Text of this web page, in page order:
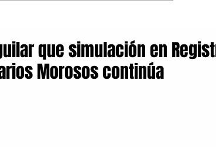
que simulación en
Morosos continúa